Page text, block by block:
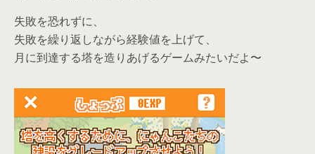
失敗を恐れずに、
失敗を繰り返しながら経験値を上げて、
月に到達する塔を造りあげるゲームみたいだよ〜